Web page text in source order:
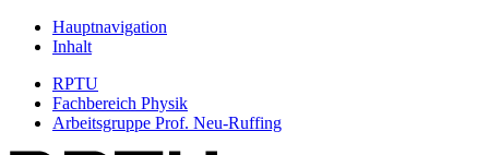
Hauptnavigation
Inhalt
RPTU
Fachbereich Physik
Arbeitsgruppe Prof. Neu-Ruffing